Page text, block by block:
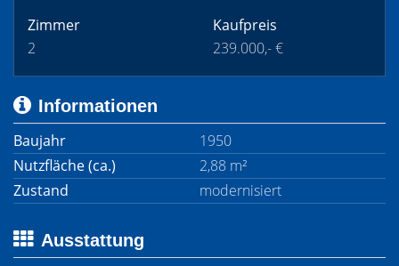
Zimmer
2
Kaufpreis
239.000,- €
Informationen
Baujahr
1950
Nutzfläche (ca.)
2,88 m²
Zustand
modernisiert
Ausstattung